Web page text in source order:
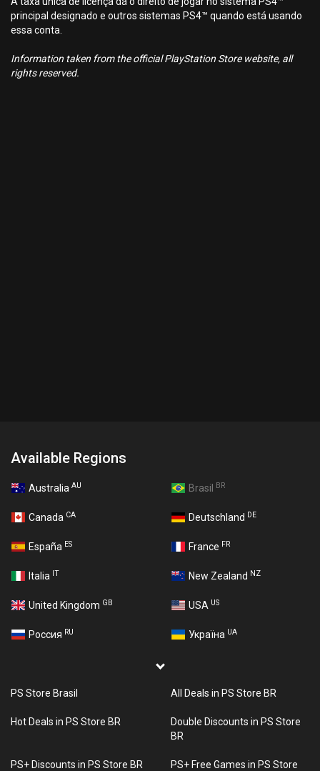
principal designado e outros sistemas PS4™ quando está usando
essa conta.
Information taken from the official PlayStation Store website, all
rights reserved.
Available Regions
Australia AU Brasil BR
Canada CA Deutschland DE
España ES France FR
Italia IT New Zealand NZ
United Kingdom GB USA US
Россия RU Україна UA
PS Store Brasil All Deals in PS Store BR
Hot Deals in PS Store BR
Double Discounts in PS Store
BR
PS+ Discounts in PS Store BR PS+ Free Games in PS Store